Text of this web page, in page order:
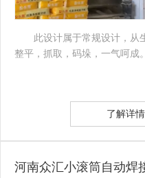
此设计属于常规设计，从
整平，抓取，码垛，一气呵成
了解详情
河南众汇小滚筒自动焊